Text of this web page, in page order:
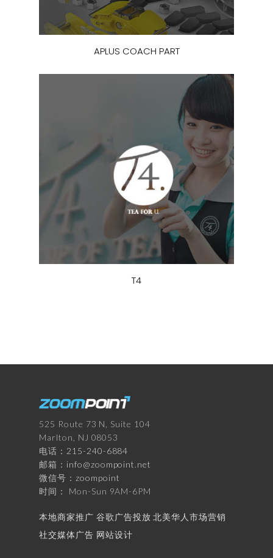
APLUS COACH PART
T4
525 Route 73 N, Suite 104
Marlton, NJ 08053
电话： 215-240-6884
邮箱： info@zoompoint.net
微信号： zoompoint
时间： Mon-Sun 9AM-6PM
本地商家推广 谷歌广告投放 北美华人市场营销
社交媒体广告 网站设计